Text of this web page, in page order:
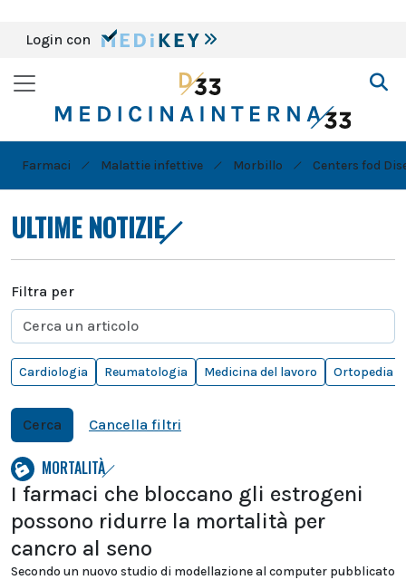
Login con
Farmaci Malattie infettive Morbillo Centers fod
ULTIME NOTIZIE
Filtra per
Cardiologia Reumatologia Medicina del lavoro Ortopedia
Cerca Cancella filtri
MORTALITÀ
I farmaci che bloccano gli estrogeni
possono ridurre la mortalità per
cancro al seno
Secondo un nuovo studio di modellazione al computer pubblicato